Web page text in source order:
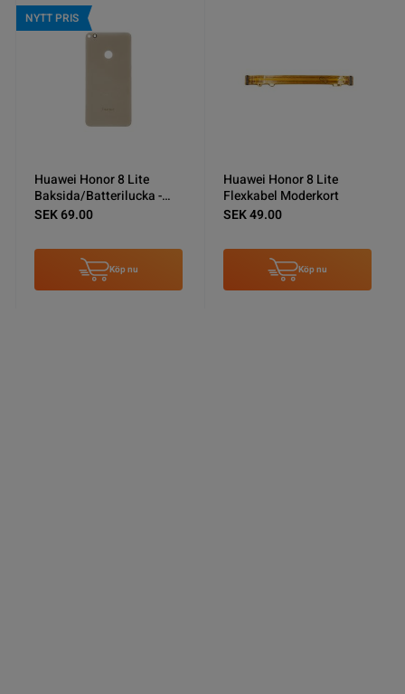
Huawei Honor 8 Lite
Flexkabel Moderkort
SEK 49.00
Huawei Honor 8 Lite
Närhetssensor Modul
SEK 59.00